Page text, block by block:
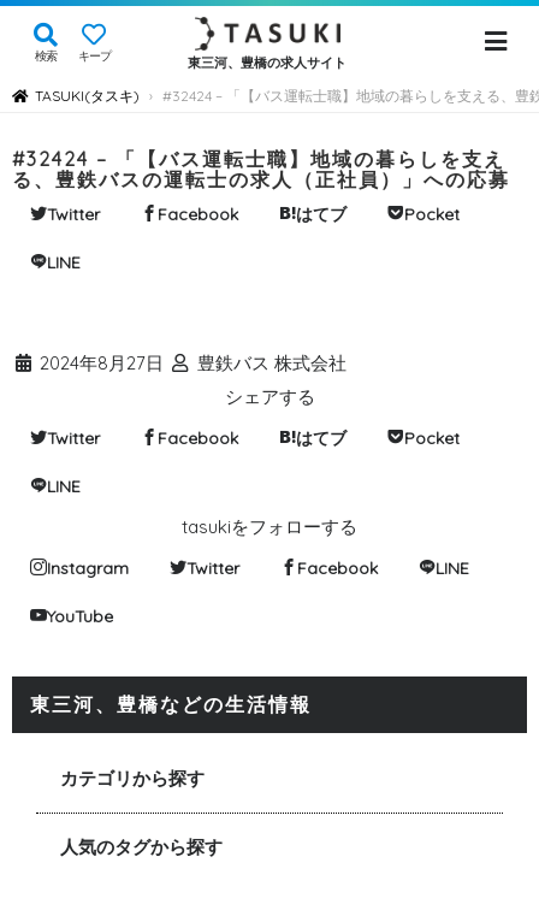
検索 キープ 東三河、豊橋の求人サイト
TASUKI(タスキ) › #32424 – 「【バス運転士職】地域の暮らしを支える、
#32424 – 「【バス運転士職】地域の暮らしを支え
る、豊鉄バスの運転士の求人（正社員）」への応募
Twitter Facebook はてブ Pocket
LINE
2024年8月27日
豊鉄バス 株式会社
シェアする
Twitter Facebook はてブ Pocket
LINE
tasukiをフォローする
Instagram Twitter Facebook LINE
YouTube
東三河、豊橋などの生活情報
カテゴリから探す
人気のタグから探す